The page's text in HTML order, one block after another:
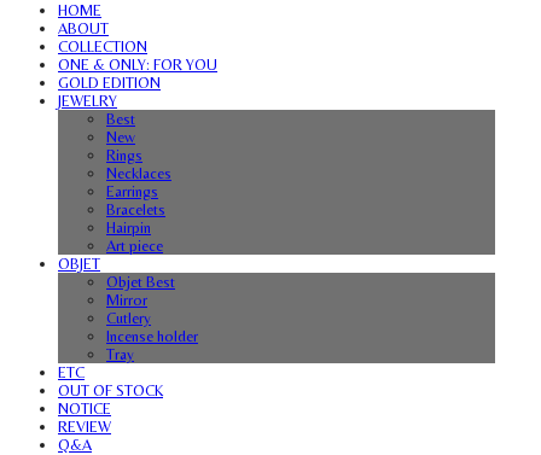
HOME
ABOUT
COLLECTION
ONE & ONLY: FOR YOU
GOLD EDITION
JEWELRY
Best
New
Rings
Necklaces
Earrings
Bracelets
Hairpin
Art piece
OBJET
Objet Best
Mirror
Cutlery
Incense holder
Tray
ETC
OUT OF STOCK
NOTICE
REVIEW
Q&A